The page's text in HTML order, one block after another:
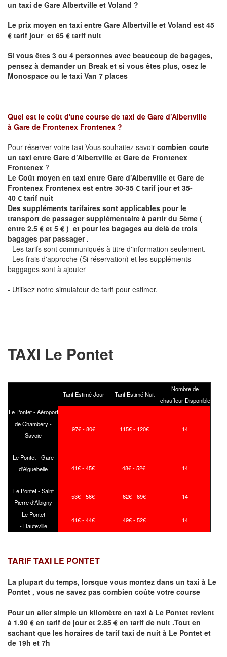
un taxi de Gare Albertville et Voland ?
Le prix moyen en taxi entre Gare Albertville et Voland est 45
€ tarif jour et 65 € tarif nuit
Si vous êtes 3 ou 4 personnes avec beaucoup de bagages,
pensez à demander un Break et si vous êtes plus, osez le
Monospace ou le taxi Van 7 places
Quel est le coût d'une course de taxi de Gare d’Albertville
à Gare de Frontenex Frontenex ?
Pour réserver votre taxi Vous souhaitez savoir combien coute
un taxi entre Gare d’Albertville et Gare de Frontenex
Frontenex ?
Le Coût moyen en taxi entre Gare d’Albertville et Gare de
Frontenex Frontenex est entre 30-35 € tarif jour et 35-
40 € tarif nuit
Des suppléments tarifaires sont applicables pour le
transport de passager supplémentaire à partir du 5ème (
entre 2.5 € et 5 € ) et pour les bagages au delà de trois
bagages par passager .
- Les tarifs sont communiqués à titre d'information seulement.
- Les frais d'approche (Si réservation) et les suppléments
baggages sont à ajouter
- Utilisez notre simulateur de tarif pour estimer.
TAXI Le Pontet
Tarif Estimé Jour Tarif Estimé Nuit
Nombre de
chauffeur Disponible
Le Pontet - Aéroport
de Chambéry -
Savoie
97€ - 80€ 115€ - 120€ 14
Le Pontet - Gare
d'Aiguebelle
41€ - 45€ 48€ - 52€ 14
Le Pontet - Saint
Pierre d'Albigny
53€ - 56€ 62€ - 69€ 14
Le Pontet
- Hauteville
41€ - 44€ 49€ - 52€ 14
TARIF TAXI LE PONTET
La plupart du temps, lorsque vous montez dans un taxi à Le
Pontet , vous ne savez pas combien coûte votre course
Pour un aller simple un kilomètre en taxi à Le Pontet revient
à 1.90 € en tarif de jour et 2.85 € en tarif de nuit .Tout en
sachant que les horaires de tarif taxi de nuit à Le Pontet et
de 19h et 7h